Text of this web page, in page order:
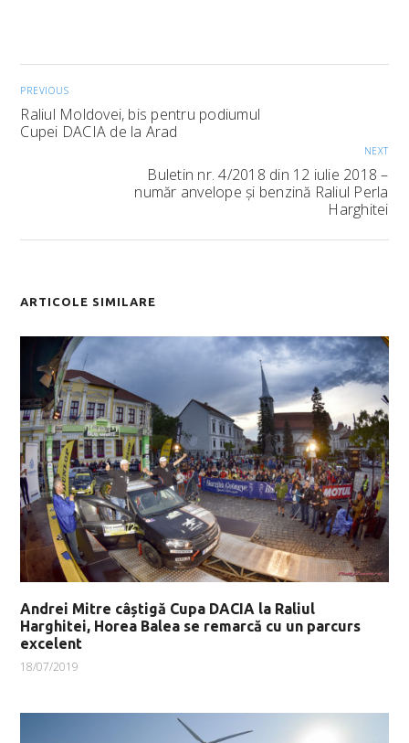
PREVIOUS
Raliul Moldovei, bis pentru podiumul
Cupei DACIA de la Arad
NEXT
Buletin nr. 4/2018 din 12 iulie 2018 –
număr anvelope și benzină Raliul Perla
Harghitei
ARTICOLE SIMILARE
Andrei Mitre câștigă Cupa DACIA la Raliul
Harghitei, Horea Balea se remarcă cu un parcurs
excelent
18/07/2019